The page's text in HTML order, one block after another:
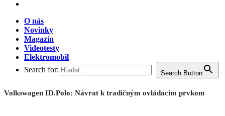
O nás
Novinky
Magazín
Videotesty
Elektromobil
Search for:
Search Button
Volkswagen ID.Polo: Návrat k tradičným ovládacím prvkom